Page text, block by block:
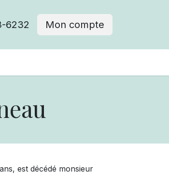
6232 Mon compte
est décédé monsieur